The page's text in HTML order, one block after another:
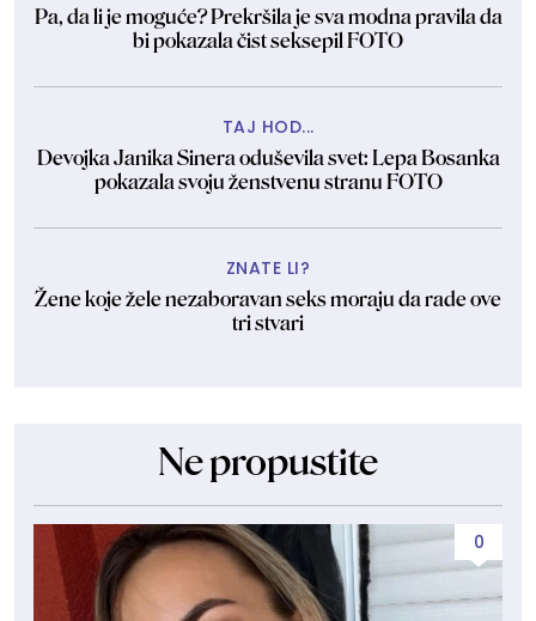
Pa, da li je moguće? Prekršila je sva modna pravila da
bi pokazala čist seksepil FOTO
TAJ HOD...
Devojka Janika Sinera oduševila svet: Lepa Bosanka
pokazala svoju ženstvenu stranu FOTO
ZNATE LI?
Žene koje žele nezaboravan seks moraju da rade ove
tri stvari
Ne propustite
0